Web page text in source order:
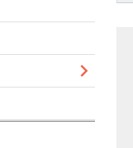
강릉시, 민선9기 21개 읍면동
양구군, 원주환경청에 비점오
<강원랜드> 관광객이 인구 3배